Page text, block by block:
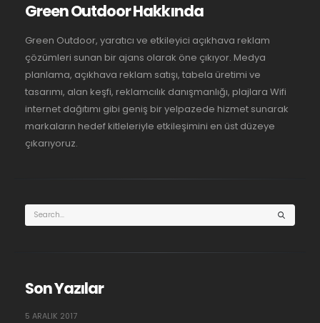
Green Outdoor Hakkında
Green Outdoor, yaratıcı ve etkileyici açıkhava reklam
çözümleri sunan bir ajans olarak öne çıkıyor. Medya
planlama, açıkhava reklam satışı, tabela üretimi ve
tasarımı, alan keşfi, reklamcılık danışmanlığı, plajlara Wifi
internet dağıtımı gibi geniş bir yelpazede hizmet sunarak
markaların hedef kitleleriyle etkileşimini en üst düzeye
çıkarıyoruz.
Son Yazılar
5 ARALIK 2017